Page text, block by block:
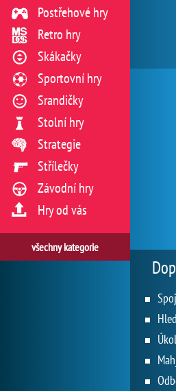
Postřehové hry
Retro hry
Skákačky
Sportovní hry
Srandičky
Stolní hry
Strategie
Střílečky
Závodní hry
Hry od vás
všechny kategorie